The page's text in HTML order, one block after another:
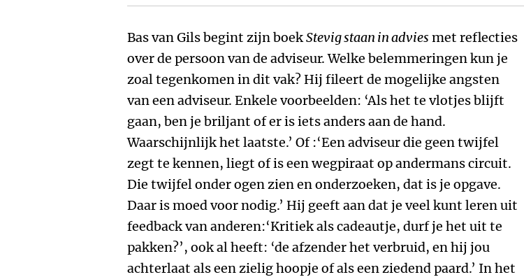
Bas van Gils begint zijn boekStevig staan in advies met reflecties
over de persoon van de adviseur. Welke belemmeringen kun je
zoal tegenkomen in dit vak? Hij fileert de mogelijke angsten
van een adviseur. Enkele voorbeelden: ‘Als het te vlotjes blijft
gaan, ben je briljant of er is iets anders aan de hand.
Waarschijnlijk het laatste.’ Of :‘Een adviseur die geen twijfel
zegt te kennen, liegt of is een wegpiraat op andermans circuit.
Die twijfel onder ogen zien en onderzoeken, dat is je opgave.
Daar is moed voor nodig.’ Hij geeft aan dat je veel kunt leren uit
feedback van anderen:‘Kritiek als cadeautje, durf je het uit te
pakken?’, ook al heeft: ‘de afzender het verbruid, en hij jou
achterlaat als een zielig hoopje of als een ziedend paard.’ In het